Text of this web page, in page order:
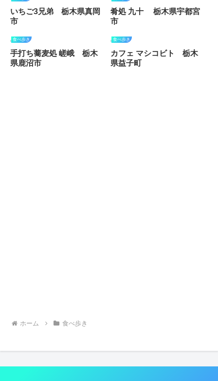
いちご3兄弟 栃木県真岡
市
肴処 九十 栃木県宇都宮
市
食べ歩き
手打ち蕎麦処 嵯峨 栃木
県鹿沼市
食べ歩き
カフェ マシコビト 栃木
県益子町
ホーム 食べ歩き